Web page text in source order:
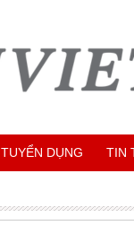
TUYỂN DỤNG TIN